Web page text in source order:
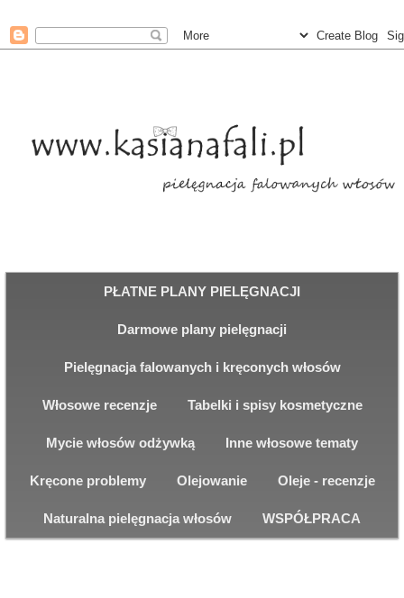
PŁATNE PLANY PIELĘGNACJI
Darmowe plany pielęgnacji
Pielęgnacja falowanych i kręconych włosów
Włosowe recenzje Tabelki i spisy kosmetyczne
Mycie włosów odżywką Inne włosowe tematy
Kręcone problemy Olejowanie Oleje - recenzje
Naturalna pielęgnacja włosów WSPÓŁPRACA